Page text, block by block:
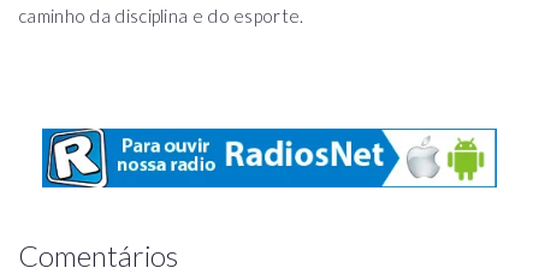
caminho da disciplina e do esporte.
Comentários